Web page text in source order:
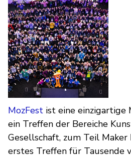
MozFest ist eine einzigartige
ein Treffen der Bereiche
Gesellschaft, zum Teil
erstes Treffen für Tausende